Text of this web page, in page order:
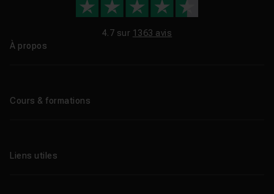
4.7 sur 1363 avis
À propos
Cours & formations
Formations certifiantes
Liens utiles